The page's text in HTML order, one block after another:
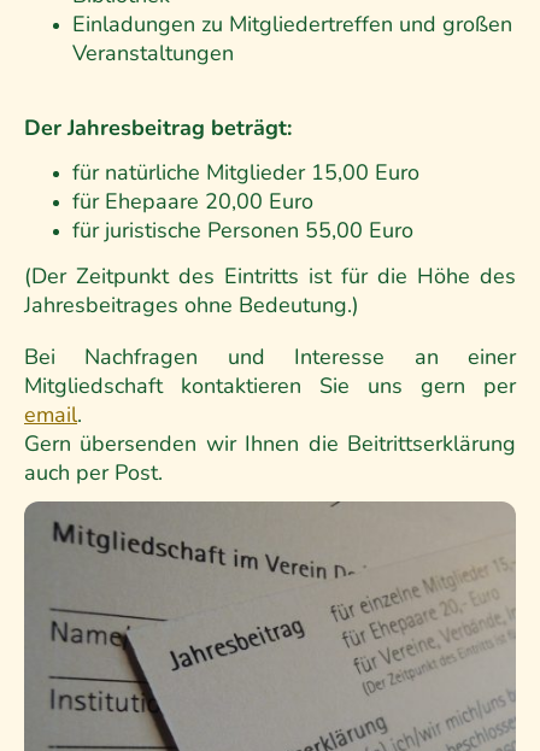
Einladungen zu Mitgliedertreffen und großen
Veranstaltungen
Der Jahresbeitrag beträgt:
für natürliche Mitglieder 15,00 Euro
für Ehepaare 20,00 Euro
für juristische Personen 55,00 Euro
(Der Zeitpunkt des Eintritts ist für die Höhe des
Jahresbeitrages ohne Bedeutung.)
Bei Nachfragen und Interesse an einer
Mitgliedschaft kontaktieren Sie uns gern per
email.
Gern übersenden wir Ihnen die Beitrittserklärung
auch per Post.